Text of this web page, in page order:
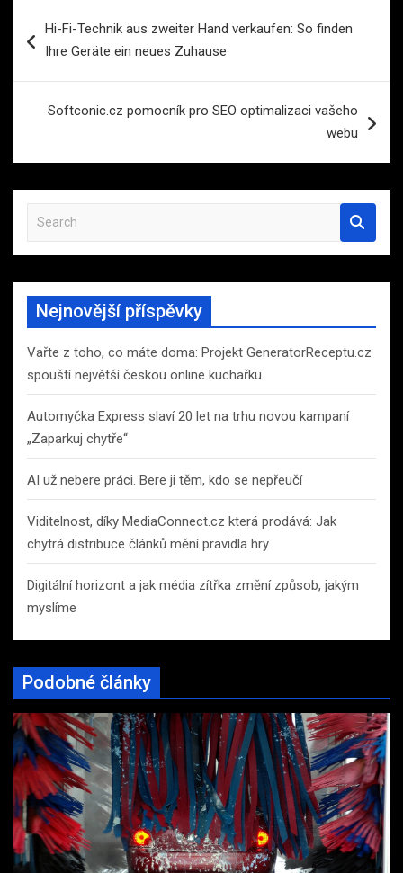
proHi-Fi-Technik aus zweiter Hand verkaufen: So finden
Ihre Geräte ein neues Zuhause
Softconic.cz pomocník pro SEO optimalizaci vašeho
webu
a
r
h
Nejnovější příspěvky
Vařte z toho, co máte doma: Projekt GeneratorReceptu.cz
spouští největší českou online kuchařku
Automyčka Express slaví 20 let na trhu novou kampaní
„Zaparkuj chytře“
AI už nebere práci. Bere ji těm, kdo se nepřeučí
Viditelnost, díky MediaConnect.cz která prodává: Jak
chytrá distribuce článků mění pravidla hry
Digitální horizont a jak média zítřka změní způsob, jakým
myslíme
Podobné články